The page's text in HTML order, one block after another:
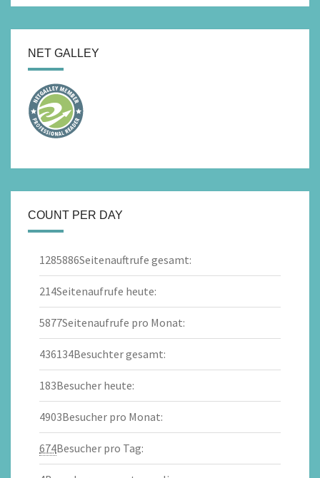
NET GALLEY
COUNT PER DAY
1285886Seitenauftrufe gesamt:
214Seitenaufrufe heute:
5877Seitenaufrufe pro Monat:
436134Besuchter gesamt:
183Besucher heute:
4903Besucher pro Monat:
674Besucher pro Tag: